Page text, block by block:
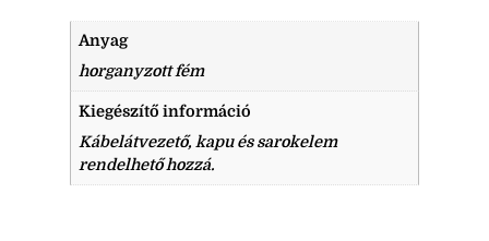
Anyag
horganyzott fém
Kiegészítő információ
Kábelátvezető, kapu és sarokelem
rendelhető hozzá.